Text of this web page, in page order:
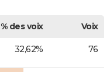
% des voix
Voix
32,62% 76